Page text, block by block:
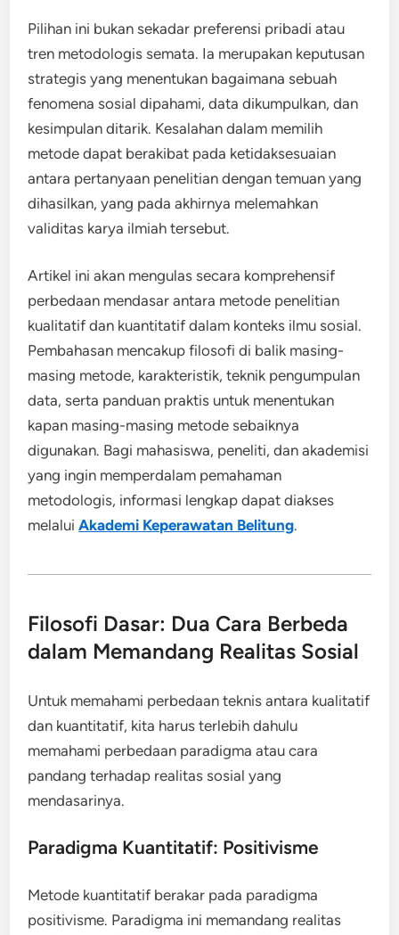
Pilihan ini bukan sekadar preferensi pribadi atau
tren metodologis semata. Ia merupakan keputusan
strategis yang menentukan bagaimana sebuah
fenomena sosial dipahami, data dikumpulkan, dan
kesimpulan ditarik. Kesalahan dalam memilih
metode dapat berakibat pada ketidaksesuaian
antara pertanyaan penelitian dengan temuan yang
dihasilkan, yang pada akhirnya melemahkan
validitas karya ilmiah tersebut.
Artikel ini akan mengulas secara komprehensif
perbedaan mendasar antara metode penelitian
kualitatif dan kuantitatif dalam konteks ilmu sosial.
Pembahasan mencakup filosofi di balik masing-
masing metode, karakteristik, teknik pengumpulan
data, serta panduan praktis untuk menentukan
kapan masing-masing metode sebaiknya
digunakan. Bagi mahasiswa, peneliti, dan akademisi
yang ingin memperdalam pemahaman
metodologis, informasi lengkap dapat diakses
melaluiAkademi Keperawatan Belitung.
Filosofi Dasar: Dua Cara Berbeda
dalam Memandang Realitas Sosial
Untuk memahami perbedaan teknis antara kualitatif
dan kuantitatif, kita harus terlebih dahulu
memahami perbedaan paradigma atau cara
pandang terhadap realitas sosial yang
mendasarinya.
Paradigma Kuantitatif: Positivisme
Metode kuantitatif berakar pada paradigma
positivisme. Paradigma ini memandang realitas